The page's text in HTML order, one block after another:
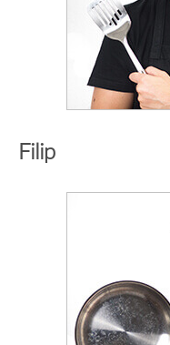
Filip